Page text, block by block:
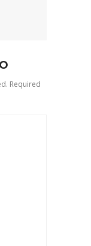
Required